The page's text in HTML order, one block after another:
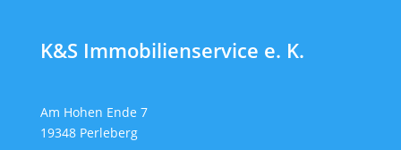
K&S Immobilienservice e. K.
Am Hohen Ende 7
19348 Perleberg